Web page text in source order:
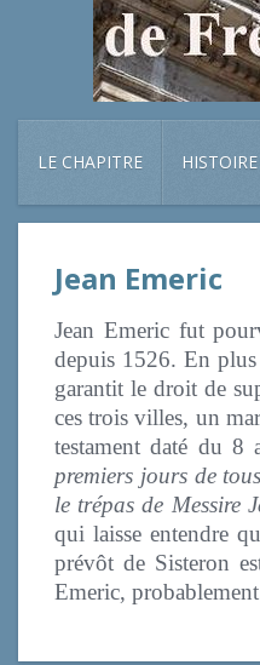
LE CHAPITRE HISTOIRE
Jean Emeric
Jean Emeric fut
depuis 1526. En
garantit le droit de
ces trois villes, un
testament daté du
premiers jours de
le trépas de Messire
qui laisse entendre
prévôt de Sisteron
Emeric,